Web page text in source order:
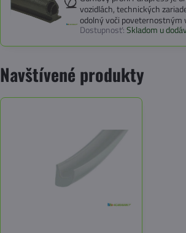
vozidlách, technických
odolný voči poveternostným
Dostupnosť:Skladom u
Navštívené produkty